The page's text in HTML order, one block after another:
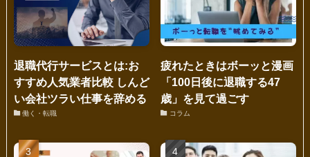
退職代行サービスとは:お
すすめ人気業者比較 しんど
い会社ツラい仕事を辞める
働く・転職
疲れたときはボーッと漫画
「100日後に退職する47
歳」を見て過ごす
コラム